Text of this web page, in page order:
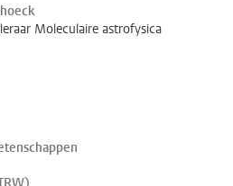
Moleculaire astrofysica